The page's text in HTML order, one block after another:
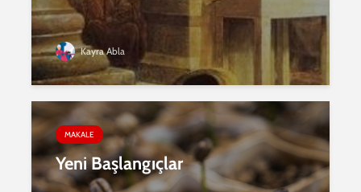
Kayra Abla
MAKALE
Yeni Başlangıçlar